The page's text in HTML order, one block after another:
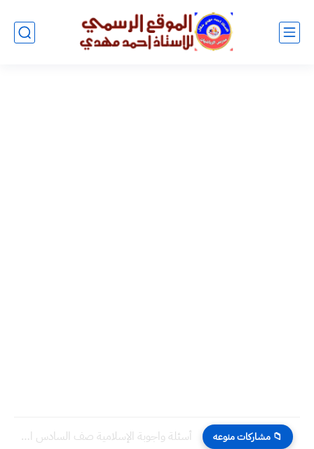
📁 مشاركات منوعه أسئلة واجوبة الإسلامية صف السادس العلمي الدور التمهيدي 2025